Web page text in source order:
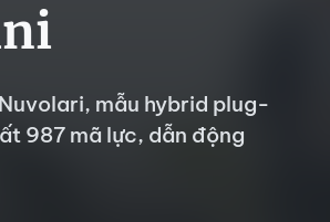
mẫu hybrid plug-
987 mã lực, dẫn động